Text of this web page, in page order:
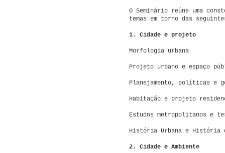
O Seminário reúne uma
temas em torno das
1. Cidade e projeto
Morfologia urbana
Projeto urbano e espaço
Planejamento, políticas e
Habitação e projeto
Estudos metropolitanos e
História Urbana e História
2. Cidade e Ambiente